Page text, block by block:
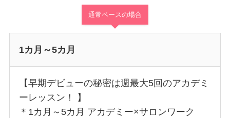
通常ペースの場合
1カ月～5カ月
【早期デビューの秘密は週最大5回のアカデミ
ーレッスン！ 】
＊1カ月～5カ月 アカデミー×サロンワーク